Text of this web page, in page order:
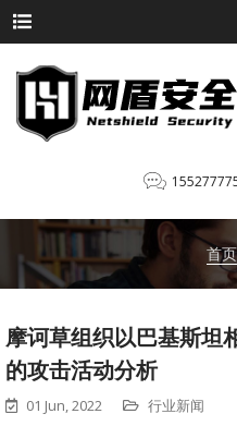
首页
摩诃草组织以巴基斯坦
的攻击活动分析
01 Jun, 2022 行业新闻